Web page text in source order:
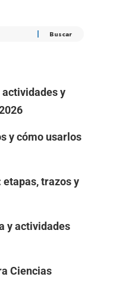
y
y cómo usarlos
trazos y
y actividades
Ciencias